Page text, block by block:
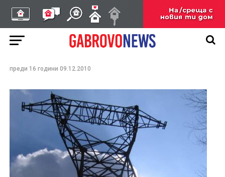
Кражба на кабели
остави без ток цяла
махала
преди 16 години 09.12.2010